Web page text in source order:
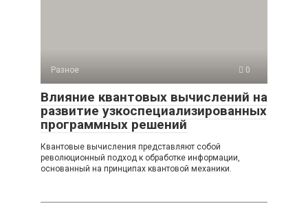
Разное 0
Влияние квантовых вычислений на
развитие узкоспециализированных
программных решений
Квантовые вычисления представляют собой
революционный подход к обработке информации,
основанный на принципах квантовой механики.